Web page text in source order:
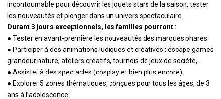
incontournable pour découvrir les jouets stars de la saison, tester
les nouveautés et plonger dans un univers spectaculaire.
Durant 3 jours exceptionnels, les familles pourront :
● Tester en avant-première les nouveautés des marques phares.
● Participer à des animations ludiques et créatives : escape games
grandeur nature, ateliers créatifs, tournois de jeux de société,…
● Assister à des spectacles (cosplay et bien plus encore).
● Explorer 5 zones thématiques, conçues pour tous les âges, de 3
ans à l’adolescence.